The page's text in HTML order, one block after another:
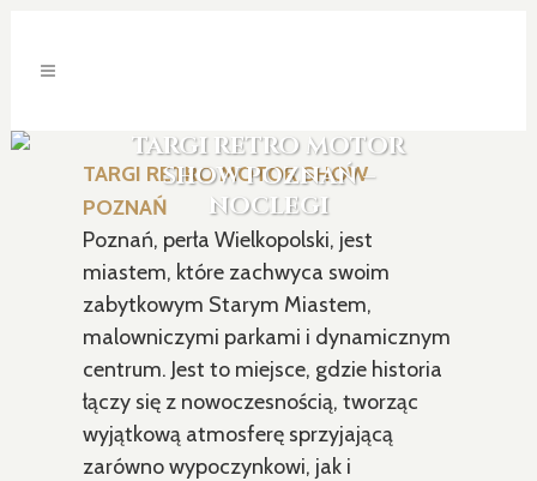
TARGI RETRO MOTOR
SHOW POZNAŃ –
NOCLEGI
TARGI RETRO MOTOR SHOW
POZNAŃ
Poznań, perła Wielkopolski, jest
miastem, które zachwyca swoim
zabytkowym Starym Miastem,
malowniczymi parkami i dynamicznym
centrum. Jest to miejsce, gdzie historia
łączy się z nowoczesnością, tworząc
wyjątkową atmosferę sprzyjającą
zarówno wypoczynkowi, jak i